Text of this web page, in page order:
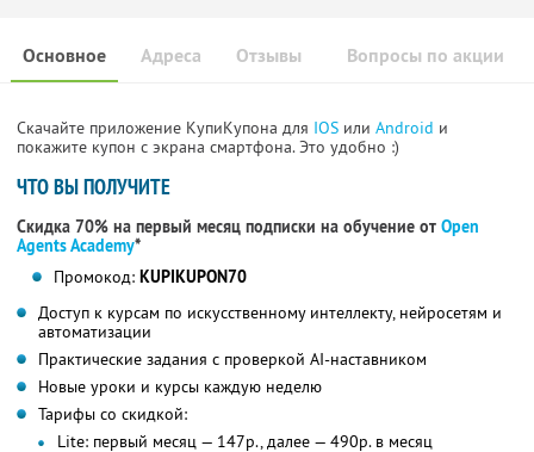
Основное Отзывы Вопросы по акции
Адреса
Скачайте приложение КупиКупона для IOS или Android и
покажите купон с экрана смартфона. Это удобно :)
ЧТО ВЫ ПОЛУЧИТЕ
Скидка 70% на первый месяц подписки на обучение от Open
Agents Academy*
Промокод: KUPIKUPON70
Доступ к курсам по искусственному интеллекту, нейросетям и
автоматизации
Практические задания с проверкой AI-наставником
Новые уроки и курсы каждую неделю
Тарифы со скидкой:
Lite: первый месяц — 147р., далее — 490р. в месяц